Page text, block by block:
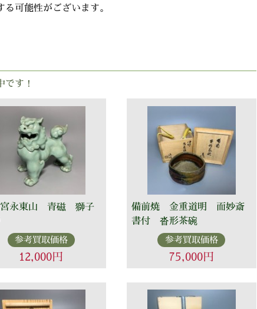
可能性がございます。
す！
宮永東山 青磁 獅子
参考買取価格
12,000円
備前焼 金重道明 而妙斎
書付 沓形茶碗
参考買取価格
75,000円